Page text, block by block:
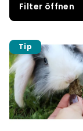
s
o
r
t
e
r
Filter öffnen
L
s
t
e
d
Tip